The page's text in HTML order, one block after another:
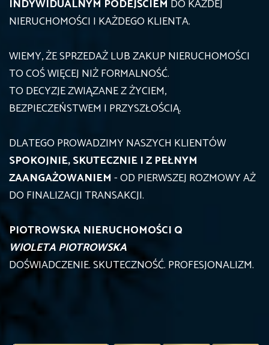
INDYWIDUALNYM PODEJŚCIEM DO KAŻDEJ
NIERUCHOMOŚCI I KAŻDEGO KLIENTA.
WIEMY, ŻE SPRZEDAŻ LUB ZAKUP NIERUCHOMOŚCI
TO COŚ WIĘCEJ NIŻ FORMALNOŚĆ.
TO DECYZJE ZWIĄZANE Z ŻYCIEM,
BEZPIECZEŃSTWEM I PRZYSZŁOŚCIĄ.
DLATEGO PROWADZIMY NASZYCH KLIENTÓW
SPOKOJNIE, SKUTECZNIE I Z PEŁNYM
ZAANGAŻOWANIEM - OD PIERWSZEJ ROZMOWY AŻ
DO FINALIZACJI TRANSAKCJI.
PIOTROWSKA NIERUCHOMOŚCI Q
WIOLETA PIOTROWSKA
DOŚWIADCZENIE. SKUTECZNOŚĆ. PROFESJONALIZM.